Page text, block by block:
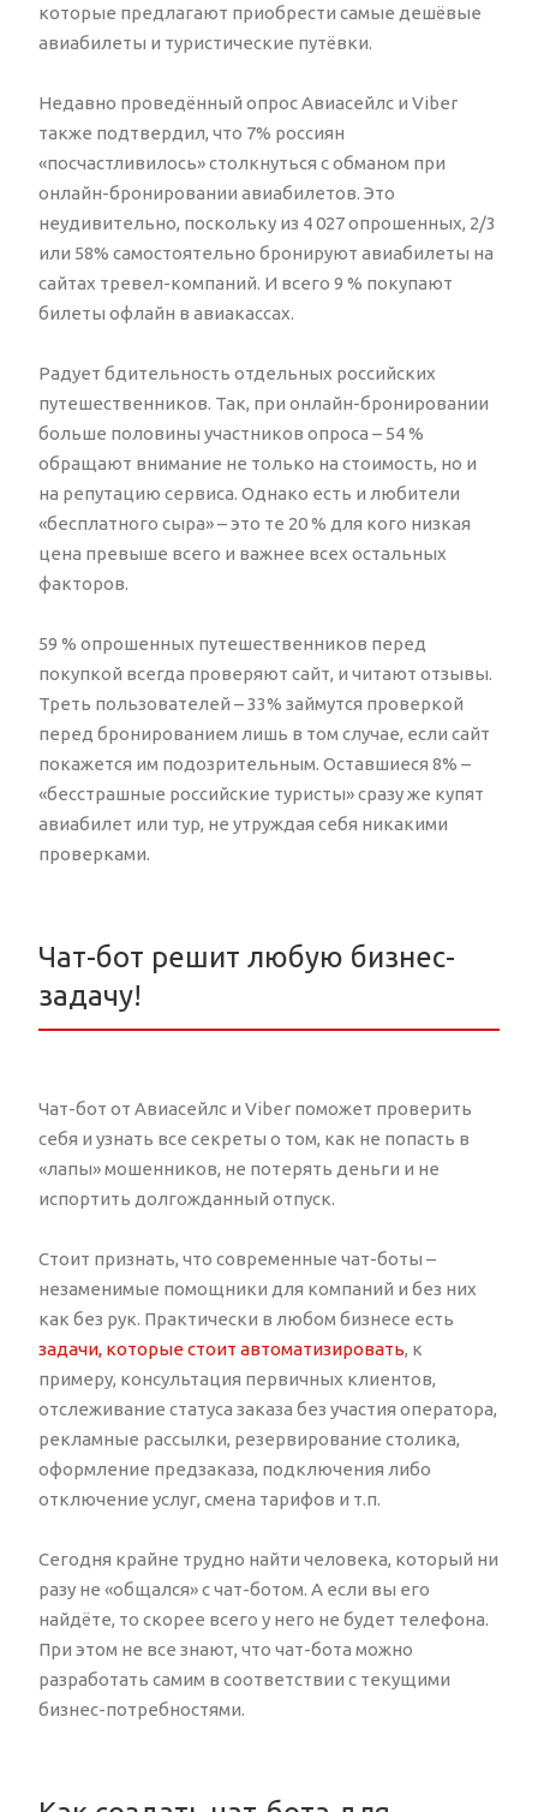
которые предлагают приобрести самые дешёвые
авиабилеты и туристические путёвки.
Недавно проведённый опрос Авиасейлс и Viber
также подтвердил, что 7% россиян
«посчастливилось» столкнуться с обманом при
онлайн-бронировании авиабилетов. Это
неудивительно, поскольку из 4 027 опрошенных, 2/3
или 58% самостоятельно бронируют авиабилеты на
сайтах тревел-компаний. И всего 9 % покупают
билеты офлайн в авиакассах.
Радует бдительность отдельных российских
путешественников. Так, при онлайн-бронировании
больше половины участников опроса – 54 %
обращают внимание не только на стоимость, но и
на репутацию сервиса. Однако есть и любители
«бесплатного сыра» – это те 20 % для кого низкая
цена превыше всего и важнее всех остальных
факторов.
59 % опрошенных путешественников перед
покупкой всегда проверяют сайт, и читают отзывы.
Треть пользователей – 33% займутся проверкой
перед бронированием лишь в том случае, если сайт
покажется им подозрительным. Оставшиеся 8% –
«бесстрашные российские туристы» сразу же купят
авиабилет или тур, не утруждая себя никакими
проверками.
Чат-бот решит любую бизнес-
задачу!
Чат-бот от Авиасейлс и Viber поможет проверить
себя и узнать все секреты о том, как не попасть в
«лапы» мошенников, не потерять деньги и не
испортить долгожданный отпуск.
Стоит признать, что современные чат-боты –
незаменимые помощники для компаний и без них
как без рук. Практически в любом бизнесе есть
задачи, которые стоит автоматизировать, к
примеру, консультация первичных клиентов,
отслеживание статуса заказа без участия оператора,
рекламные рассылки, резервирование столика,
оформление предзаказа, подключения либо
отключение услуг, смена тарифов и т.п.
Сегодня крайне трудно найти человека, который ни
разу не «общался» с чат-ботом. А если вы его
найдёте, то скорее всего у него не будет телефона.
При этом не все знают, что чат-бота можно
разработать самим в соответствии с текущими
бизнес-потребностями.